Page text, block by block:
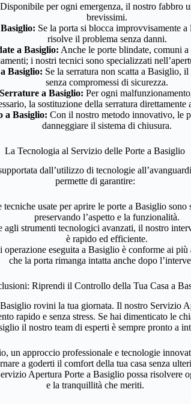
Disponibile per ogni emergenza, il nostro fabbro
brevissimi.
Se la porta si blocca improvvisamente
risolve il problema senza danni.
a Basiglio: Anche le porte blindate, comuni
i nostri tecnici sono specializzati
Basiglio: Se la serratura non scatta a Basiglio,
senza compromessi di sicurezza.
a Basiglio: Per ogni
la sostituzione della serratura direttamente
a Basiglio: Con il nostro metodo innovativo, le
danneggiare il sistema di chiusura.
La Tecnologia al Servizio delle Porte a Basiglio
dall’utilizzo di tecnologie
permette di garantire:
tecniche usate per aprire le porte a Basiglio sono
preservando l’aspetto e la funzionalità.
agli strumenti tecnologici avanzati, il nostro
è rapido ed efficiente.
operazione eseguita a Basiglio è conforme ai
che la porta rimanga intatta anche dopo
Riprendi il Controllo della Tua Casa a
rovini la tua giornata. Il nostro Servizio
rapido e senza stress. Se hai dimenticato le
il nostro team di esperti è sempre pronto a
un approccio professionale e tecnologie
a goderti il comfort della tua casa senza
Apertura Porte a Basiglio possa risolvere
e la tranquillità che meriti.